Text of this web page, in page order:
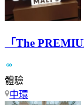
「The
體驗
中環